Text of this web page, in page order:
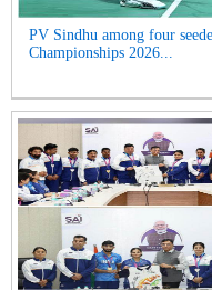
PV Sindhu among four
Championships 2026...